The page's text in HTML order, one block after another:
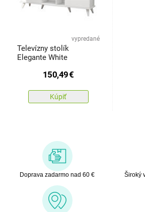
vypredané
Televízny stolík
Elegante White
150,49€
Kúpiť
Doprava zadarmo nad 60 €
Široký